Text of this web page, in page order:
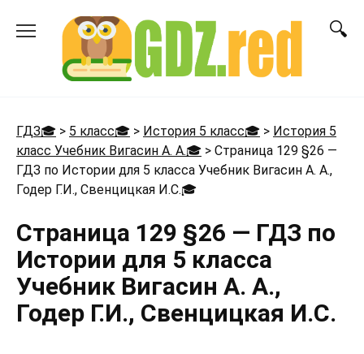
ГДЗ🎓 > 5 класс🎓 > История 5 класс🎓 > История 5
класс Учебник Вигасин А. А.🎓 > Страница 129 §26 —
ГДЗ по Истории для 5 класса Учебник Вигасин А. А.,
Годер Г.И., Свенцицкая И.С.🎓
Страница 129 §26 — ГДЗ по
Истории для 5 класса
Учебник Вигасин А. А.,
Годер Г.И., Свенцицкая И.С.